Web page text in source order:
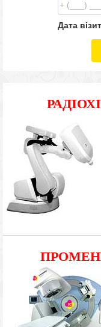
Дата